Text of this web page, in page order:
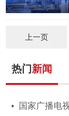
上一页
热门 新闻
国家广播电